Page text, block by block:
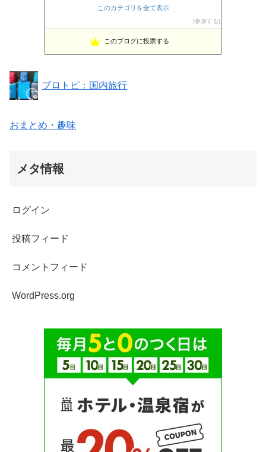
Mayuの北海道温泉巡り
年収1億円稼ぐ管理人の｢ホテル、旅館｣評価レビューサイト
このカテゴリを全て表示
参加する
このブログに投票する
ブロトピ：国内旅行
おまとめ・趣味
メタ情報
ログイン
投稿フィード
コメントフィード
WordPress.org